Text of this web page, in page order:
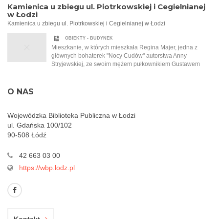
eleganckich salonów bogatych mieszczan. Opowiada o
walce o przetrwanie. Jedyna taka noc w roku, która sprawia,
że wszystko staje się możliwe…
pierwszy słyszy o Tadeuszu Samborskim, malarzu, który
namalował dla Szypulskich kobiecy akt.
Kamienica u zbiegu ul. Piotrkowskiej i Cegielnianej
w Łodzi
Kamienica u zbiegu ul. Piotrkowskiej i Cegielnianej w Łodzi
OBIEKTY - BUDYNEK
Mieszkanie, w których mieszkała Regina Majer, jedna z
głównych bohaterek "Nocy Cudów" autorstwa Anny
Stryjewskiej, ze swoim mężem pułkownikiem Gustawem
O NAS
Wojewódzka Biblioteka Publiczna w Łodzi
ul. Gdańska 100/102
90-508 Łódź
42 663 03 00
https://wbp.lodz.pl